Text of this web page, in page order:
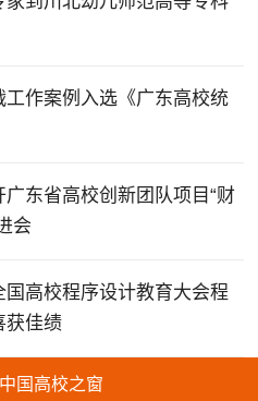
作案例入选《广东高校统
东省高校创新团队项目“财
会
高校程序设计教育大会程
获佳绩
国高校之窗